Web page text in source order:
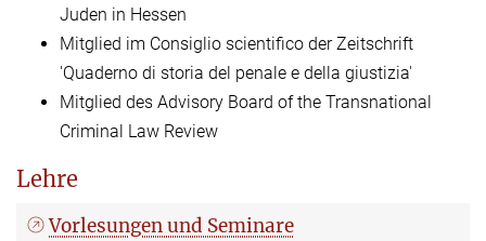
Juden in Hessen
Mitglied im Consiglio scientifico der Zeitschrift
'Quaderno di storia del penale e della giustizia'
Mitglied des Advisory Board of the Transnational
Criminal Law Review
Lehre
Vorlesungen und Seminare